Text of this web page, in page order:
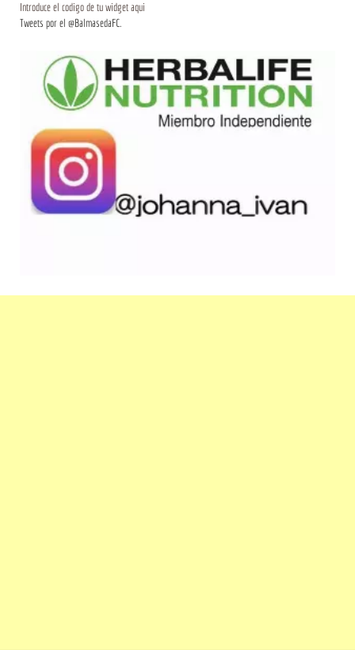
Introduce el codigo de tu widget aqui
Tweets por el @BalmasedaFC.